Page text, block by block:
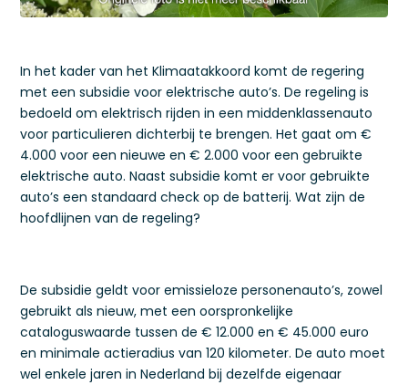
In het kader van het Klimaatakkoord komt de regering
met een subsidie voor elektrische auto’s. De regeling is
bedoeld om elektrisch rijden in een middenklassenauto
voor particulieren dichterbij te brengen. Het gaat om €
4.000 voor een nieuwe en € 2.000 voor een gebruikte
elektrische auto. Naast subsidie komt er voor gebruikte
auto’s een standaard check op de batterij. Wat zijn de
hoofdlijnen van de regeling?
De subsidie geldt voor emissieloze personenauto’s, zowel
gebruikt als nieuw, met een oorspronkelijke
cataloguswaarde tussen de € 12.000 en € 45.000 euro
en minimale actieradius van 120 kilometer. De auto moet
wel enkele jaren in Nederland bij dezelfde eigenaar